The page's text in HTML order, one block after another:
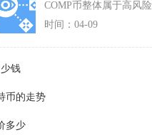
时间：04-09
钱
币的走势
多少